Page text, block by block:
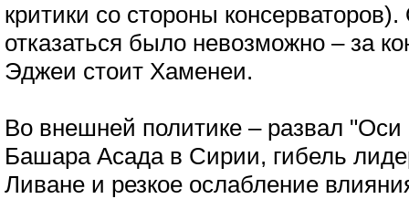
критики со стороны
отказаться было невозможно – за
Эджеи стоит Хаменеи.
Во внешней политике – развал "Оси
Башара Асада в Сирии, гибель
Ливане и резкое ослабление